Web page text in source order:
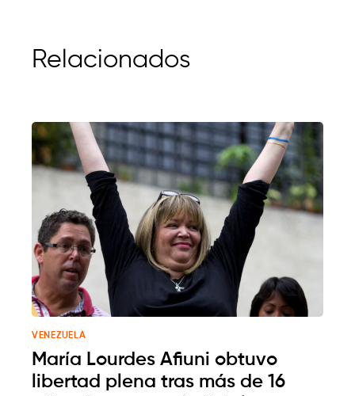
Relacionados
VENEZUELA
María Lourdes Afiuni obtuvo
libertad plena tras más de 16